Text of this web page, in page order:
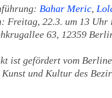
Bahar Meric,
Freitag, 22.3. um 13
63, 12359
ist gefördert vom
und Kultur des